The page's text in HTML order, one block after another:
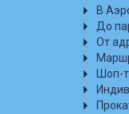
В
До
От
Шоп-